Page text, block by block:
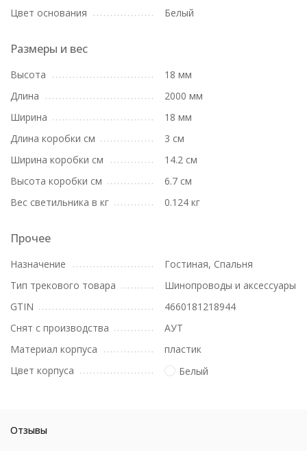
Цвет основания Белый
Размеры и вес
Высота
18 мм
Длина
2000 мм
Ширина
18 мм
Длина коробки см
3 см
Ширина коробки см
14.2 см
Высота коробки см
6.7 см
Вес светильника в кг
0.124 кг
Прочее
Назначение
Гостиная, Спальня
Тип трекового товара
Шинопроводы и аксессуары
GTIN
4660181218944
Снят с производства
АУТ
Материал корпуса
пластик
Цвет корпуса
Белый
Отзывы